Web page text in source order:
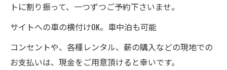
トに割り振って、一つずつご予約下さいませ。
サイトへの車の横付けOK。車中泊も可能
コンセントや、各種レンタル、薪の購入などの現地での
お支払いは、現金をご用意頂けると幸いです。